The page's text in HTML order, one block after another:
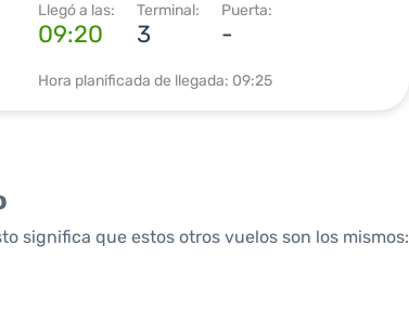
Llegó a las:
09:20
Terminal:
3
Puerta:
-
Hora planificada de llegada: 09:25
significa que estos otros vuelos son los mismos: